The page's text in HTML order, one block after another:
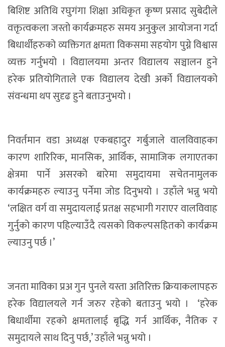
बिशिष्ट अतिथि रघुगंगा शिक्षा अधिकृत कृष्ण प्रसाद सुबेदीले
वक्तृत्वकला जस्तो कार्यक्रमहरु समय अनुकुल आयोजना गर्दा
बिधार्थीहरुको व्यक्तिगत क्षमता विकसमा सहयोग पुग्ने विश्वास
व्यक्त गर्नुभयो । विद्यालयमा अन्तर विद्यालय सञ्चालन हुने
हरेक प्रतियोगिताले एक विद्यालय देखी अर्को विद्यालयको
संवन्धमा थप सुदृढ हुने बताउनुभयो ।
निवर्तमान वडा अध्यक्ष एकबहादुर गर्बुजाले वालविवाहका
कारण शारिरिक, मानसिक, आर्थिक, सामाजिक लगाएतका
क्षेत्रमा पार्ने असरको बारेमा समुदायमा सचेतनामुलक
कार्यक्रमहरु ल्याउनु पर्नेमा जोड दिनुभयो । उहाँले भन्नु भयो
‘लक्षित वर्ग वा समुदायलाई प्रतक्ष सहभागी गराएर वालविवाह
गुर्नुको कारण पहिल्याउँदै त्यसको विकल्पसहितको कार्यक्रम
ल्याउनु पर्छ ।’
जनता माविका प्रअ गुन पुनले यस्ता अतिरिक्त क्रियाकलापहरु
हरेक विद्यालयले गर्न जरुर रहेको बताउनु भयो । ‘हरेक
बिधार्थीमा रहको क्षमतालाई बृद्धि गर्न आर्थिक, नैतिक र
समुदायले साथ दिनु पर्छ,’ उहाँले भन्नु भयो ।